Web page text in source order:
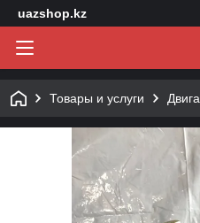
uazshop.kz
Товары и услуги